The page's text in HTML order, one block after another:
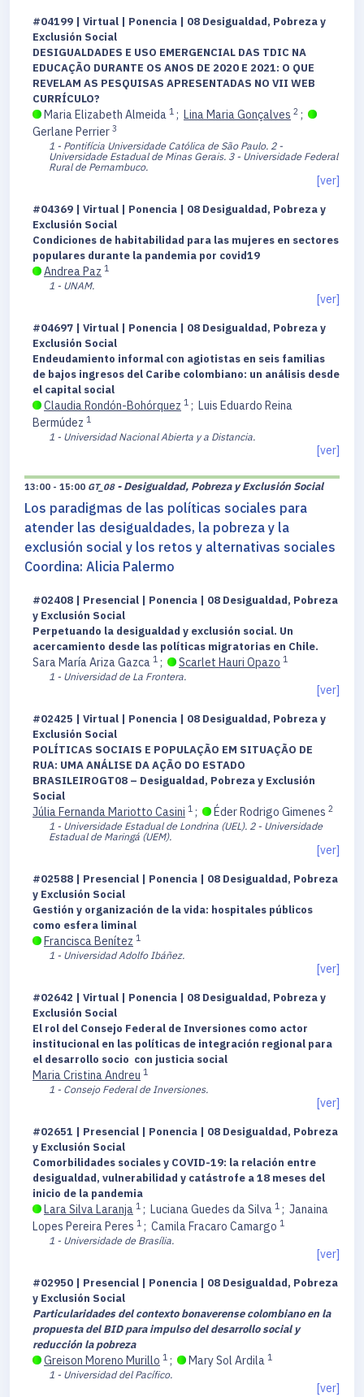
#04199 | Virtual | Ponencia | 08 Desigualdad, Pobreza y
Exclusión Social
DESIGUALDADES E USO EMERGENCIAL DAS TDIC NA
EDUCAÇÃO DURANTE OS ANOS DE 2020 E 2021: O QUE
REVELAM AS PESQUISAS APRESENTADAS NO VII WEB
CURRÍCULO?
Maria Elizabeth Almeida 1 ; Lina Maria Gonçalves 2 ;
Gerlane Perrier 3
1 - Pontifícia Universidade Católica de São Paulo. 2 -
Universidade Estadual de Minas Gerais. 3 - Universidade Federal
Rural de Pernambuco.
[ver]
#04369 | Virtual | Ponencia | 08 Desigualdad, Pobreza y
Exclusión Social
Condiciones de habitabilidad para las mujeres en sectores
populares durante la pandemia por covid19
Andrea Paz 1
1 - UNAM.
[ver]
#04697 | Virtual | Ponencia | 08 Desigualdad, Pobreza y
Exclusión Social
Endeudamiento informal con agiotistas en seis familias
de bajos ingresos del Caribe colombiano: un análisis desde
el capital social
Claudia Rondón-Bohórquez 1 ; Luis Eduardo Reina
Bermúdez 1
1 - Universidad Nacional Abierta y a Distancia.
[ver]
13:00 - 15:00 GT_08 - Desigualdad, Pobreza y Exclusión Social
Los paradigmas de las políticas sociales para
atender las desigualdades, la pobreza y la
exclusión social y los retos y alternativas sociales
Coordina: Alicia Palermo
#02408 | Presencial | Ponencia | 08 Desigualdad, Pobreza
y Exclusión Social
Perpetuando la desigualdad y exclusión social. Un
acercamiento desde las políticas migratorias en Chile.
Sara María Ariza Gazca 1 ; Scarlet Hauri Opazo 1
1 - Universidad de La Frontera.
[ver]
#02425 | Virtual | Ponencia | 08 Desigualdad, Pobreza y
Exclusión Social
POLÍTICAS SOCIAIS E POPULAÇÃO EM SITUAÇÃO DE
RUA: UMA ANÁLISE DA AÇÃO DO ESTADO
BRASILEIROGT08 – Desigualdad, Pobreza y Exclusión
Social
Júlia Fernanda Mariotto Casini 1 ; Éder Rodrigo Gimenes 2
1 - Universidade Estadual de Londrina (UEL). 2 - Universidade
Estadual de Maringá (UEM).
[ver]
#02588 | Presencial | Ponencia | 08 Desigualdad, Pobreza
y Exclusión Social
Gestión y organización de la vida: hospitales públicos
como esfera liminal
Francisca Benítez 1
1 - Universidad Adolfo Ibáñez.
[ver]
#02642 | Virtual | Ponencia | 08 Desigualdad, Pobreza y
Exclusión Social
El rol del Consejo Federal de Inversiones como actor
institucional en las políticas de integración regional para
el desarrollo socio con justicia social
Maria Cristina Andreu 1
1 - Consejo Federal de Inversiones.
[ver]
#02651 | Presencial | Ponencia | 08 Desigualdad, Pobreza
y Exclusión Social
Comorbilidades sociales y COVID-19: la relación entre
desigualdad, vulnerabilidad y catástrofe a 18 meses del
inicio de la pandemia
Lara Silva Laranja 1 ; Luciana Guedes da Silva 1 ; Janaina
Lopes Pereira Peres 1 ; Camila Fracaro Camargo 1
1 - Universidade de Brasília.
[ver]
#02950 | Presencial | Ponencia | 08 Desigualdad, Pobreza
y Exclusión Social
Particularidades del contexto bonaverense colombiano en la
propuesta del BID para impulso del desarrollo social y
reducción la pobreza
Greison Moreno Murillo 1 ; Mary Sol Ardila 1
1 - Universidad del Pacífico.
[ver]